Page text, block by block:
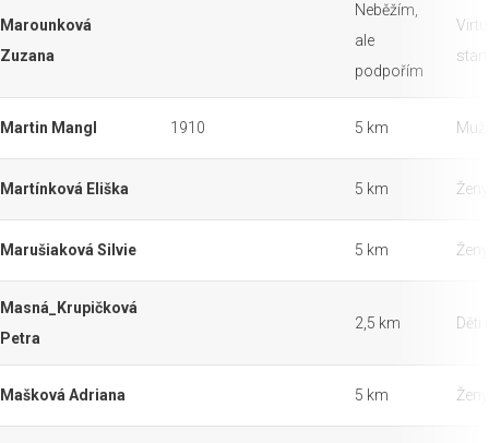
Marounková
Zuzana
Neběžím,
ale
podpořím
Martin Mangl 1910 5 km Muži
Martínková Eliška 5 km Ženy
Marušiaková Silvie 5 km Ženy
Masná_Krupičková
Petra
2,5 km Děti
Mašková Adriana 5 km Ženy